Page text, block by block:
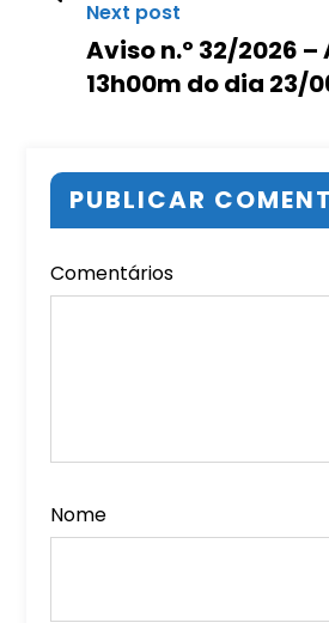
Next post
Aviso n.º 32/2026
13h00m do dia 23/
PUBLICAR
Comentários
Nome